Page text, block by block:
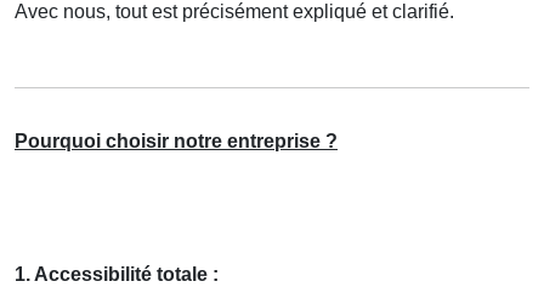
Avec nous, tout est précisément expliqué et clarifié.
Pourquoi choisir notre entreprise ?
1. Accessibilité totale :